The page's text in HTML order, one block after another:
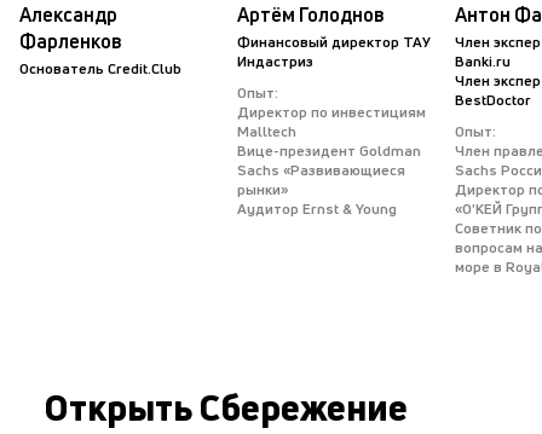
Александр
Фарленков
Основатель Credit.Club
Артём Голоднов
Финансовый директор ТАУ
Индастриз
Опыт:
Директор по инвестициям
Malltech
Вице-президент Goldman
Sachs «Развивающиеся
рынки»
Аудитор Ernst & Young
Антон
Член
Banki.ru
Член
BestDoctor
Опыт:
Член
Sachs
Директор
«О'КЕЙ
Советник
вопросам
море в
Открыть Сбережение